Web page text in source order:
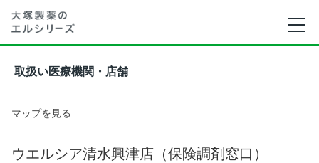
取扱い医療機関・店舗
マップを見る
ウエルシア清水興津店（保険調剤窓口）